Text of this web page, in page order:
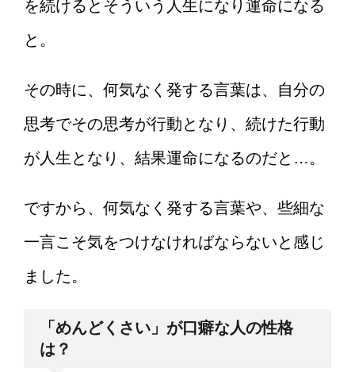
を続けるとそういう人生になり運命になる
と。
その時に、何気なく発する言葉は、自分の
思考でその思考が行動となり、続けた行動
が人生となり、結果運命になるのだと…。
ですから、何気なく発する言葉や、些細な
一言こそ気をつけなければならないと感じ
ました。
「めんどくさい」が口癖な人の性格
は？